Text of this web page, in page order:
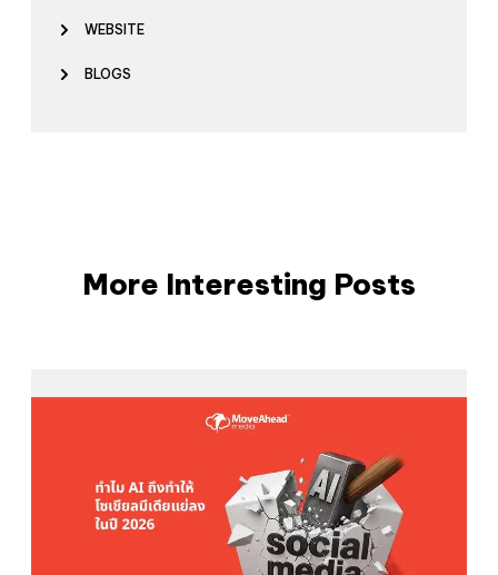
WEBSITE
BLOGS
More Interesting Posts